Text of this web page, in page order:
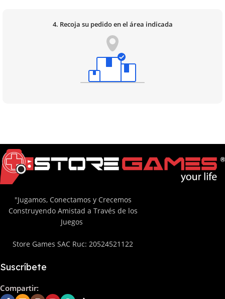
4. Recoja su pedido en el área indicada
"Jugamos, Conectamos y Crecemos
Construyendo Amistad a Través de los
Juegos
Store Games SAC Ruc: 20524521122
Suscríbete
Compartir: